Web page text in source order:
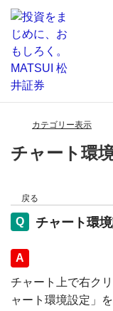
カテゴリー表示
チャート環
戻る
チャート環
回答
チャート上で右ク
ャート環境設定」